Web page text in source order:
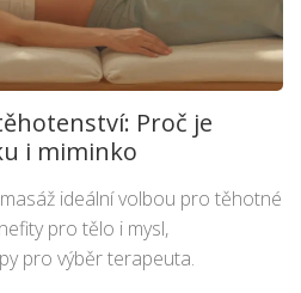
Proč je
i miminko
ideální volbou pro těhotné
pro tělo i mysl,
pro výběr terapeuta.